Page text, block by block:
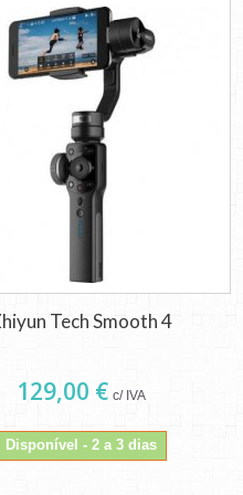
Tech Smooth 4
129,00 € c/ IVA
Disponível - 2 a 3 dias